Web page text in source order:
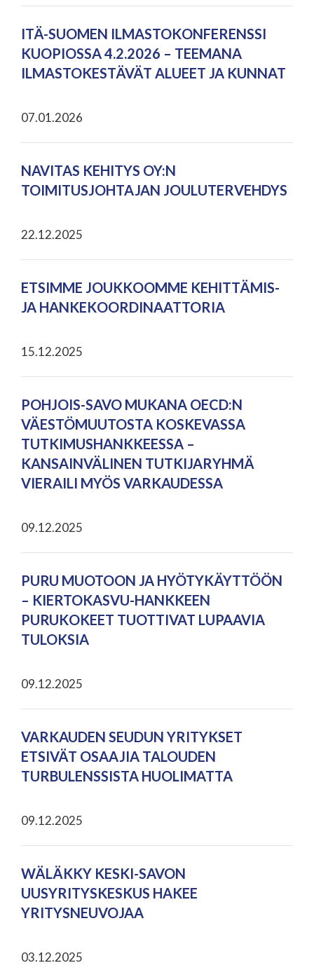
ITÄ-SUOMEN ILMASTOKONFERENSSI
KUOPIOSSA 4.2.2026 – TEEMANA
ILMASTOKESTÄVÄT ALUEET JA KUNNAT
07.01.2026
NAVITAS KEHITYS OY:N
TOIMITUSJOHTAJAN JOULUTERVEHDYS
22.12.2025
ETSIMME JOUKKOOMME KEHITTÄMIS-
JA HANKEKOORDINAATTORIA
15.12.2025
POHJOIS-SAVO MUKANA OECD:N
VÄESTÖMUUTOSTA KOSKEVASSA
TUTKIMUSHANKKEESSA –
KANSAINVÄLINEN TUTKIJARYHMÄ
VIERAILI MYÖS VARKAUDESSA
09.12.2025
PURU MUOTOON JA HYÖTYKÄYTTÖÖN
– KIERTOKASVU-HANKKEEN
PURUKOKEET TUOTTIVAT LUPAAVIA
TULOKSIA
09.12.2025
VARKAUDEN SEUDUN YRITYKSET
ETSIVÄT OSAAJIA TALOUDEN
TURBULENSSISTA HUOLIMATTA
09.12.2025
WÄLÄKKY KESKI-SAVON
UUSYRITYSKESKUS HAKEE
YRITYSNEUVOJAA
03.12.2025